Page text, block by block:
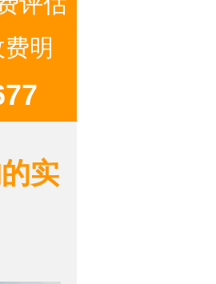
明
实